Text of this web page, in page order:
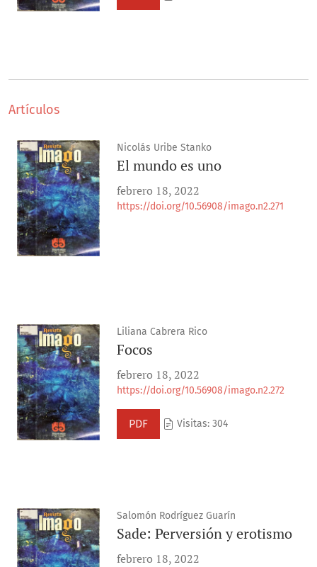
Artículos
Nicolás Uribe Stanko
El mundo es uno
febrero 18, 2022
https://doi.org/10.56908/imago.n2.271
Liliana Cabrera Rico
Focos
febrero 18, 2022
https://doi.org/10.56908/imago.n2.272
PDF Visitas: 304
Salomón Rodríguez Guarín
Sade: Perversión y erotismo
febrero 18, 2022